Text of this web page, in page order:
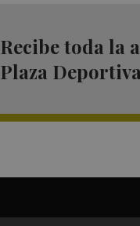
Recibe toda la
Plaza